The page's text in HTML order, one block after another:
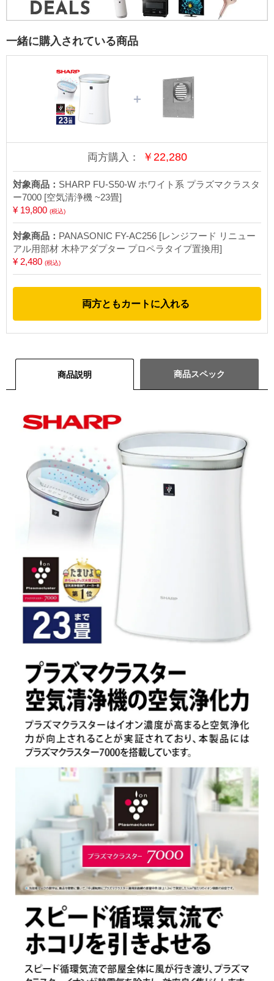
一緒に購入されている商品
＋
両方購入： ￥ 22,280
対象商品： SHARP FU-S50-W ホワイト系 プラズマクラスタ
ー7000 [空気清浄機 ~23畳]
¥ 19,800 (税込)
対象商品： PANASONIC FY-AC256 [レンジフード リニュー
アル用部材 木枠アダプター プロペラタイプ置換用]
¥ 2,480 (税込)
両方ともカートに入れる
商品説明 商品スペック